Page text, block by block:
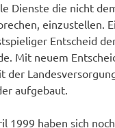
Dienste die nicht
einzustellen.
Entscheid
Mit neuem
der
aufgebaut.
1999 haben sich